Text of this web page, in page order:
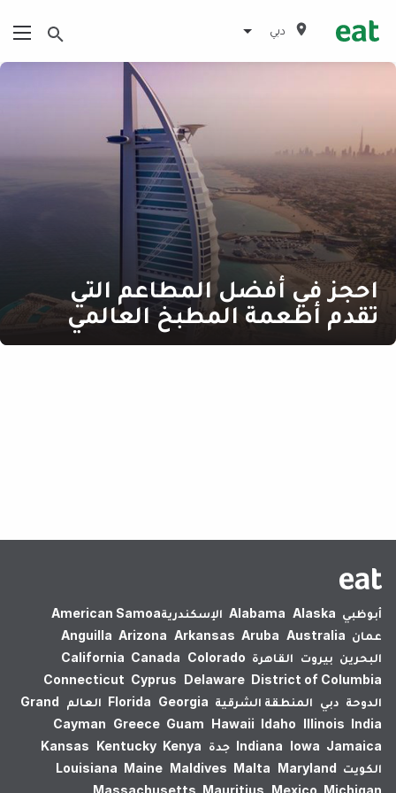
دبي
احجز في أفضل المطاعم التي
تقدم أطعمة المطبخ العالمي
أبوظبي Alabama Alaska الإسكندرية‎American Samoa
عمان
Anguilla Arizona Arkansas Aruba Australia
البحرين بيروت القاهرة California Canada Colorado
Connecticut Cyprus Delaware District of Columbia
الدوحة دبي المنطقة الشرقية Florida Georgia العالم
Grand
Cayman Greece Guam Hawaii Idaho Illinois India
Indiana Iowa Jamaica جدة Kansas Kentucky Kenya
الكويت
Louisiana Maine Maldives Malta Maryland